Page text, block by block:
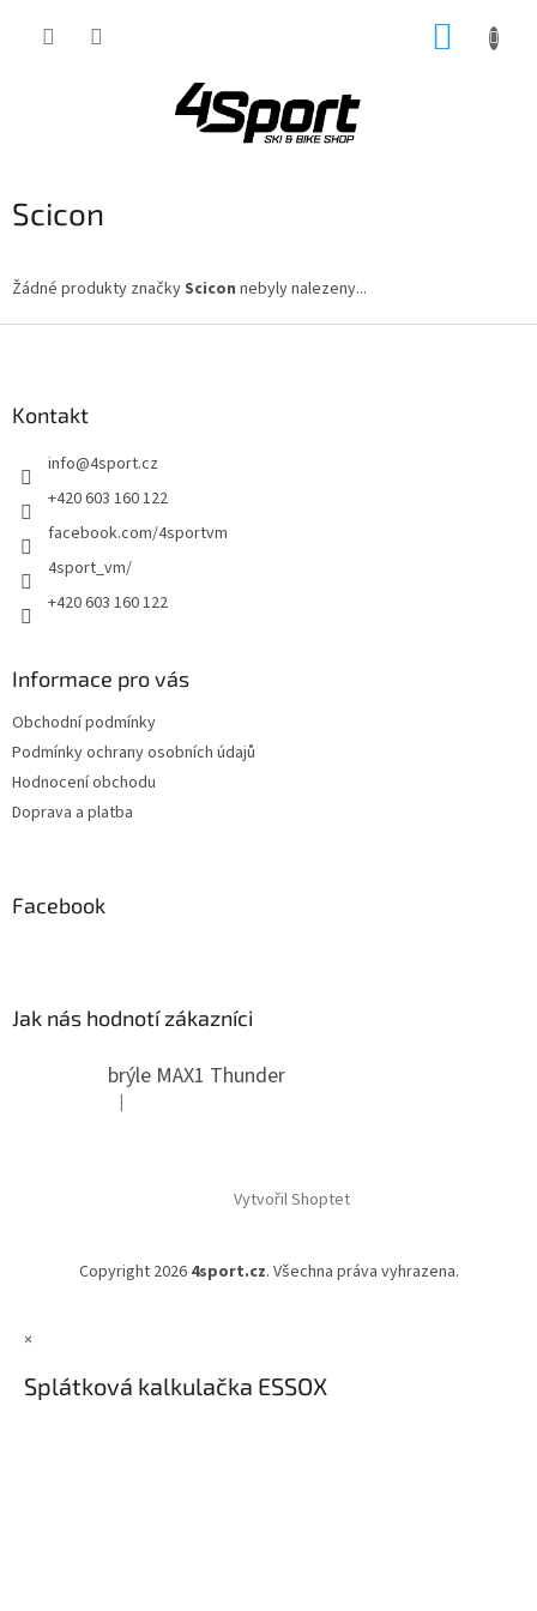
Scicon
Žádné produkty značkyScicon nebyly nalezeny...
Kontakt
info@4sport.cz
+420 603 160 122
facebook.com/4sportvm
4sport_vm/
+420 603 160 122
Informace pro vás
Obchodní podmínky
Podmínky ochrany osobních údajů
Hodnocení obchodu
Doprava a platba
Facebook
Jak nás hodnotí zákazníci
brýle MAX1 Thunder
Hodnocení produktu je 5 z 5 hvězdiček.
|
Vytvořil Shoptet
Copyright 2026 4sport.cz. Všechna práva vyhrazena.
×
Splátková kalkulačka ESSOX